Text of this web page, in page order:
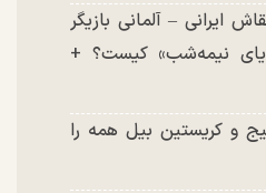
ایرانی – آلمانی بازیگر
نیمه‌شب» کیست؟ +
و کریستین بیل همه را